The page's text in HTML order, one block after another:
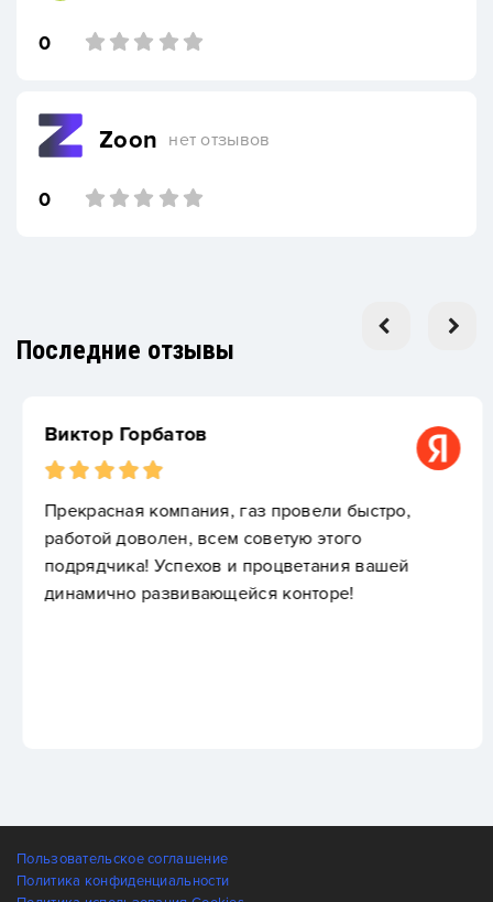
0
Zoon нет отзывов
0
Последние отзывы
Виктор Горбатов
Прекрасная компания, газ провели быстро,
работой доволен, всем советую этого
подрядчика! Успехов и процветания вашей
динамично развивающейся конторе!
Пользовательское соглашение
Политика конфиденциальности